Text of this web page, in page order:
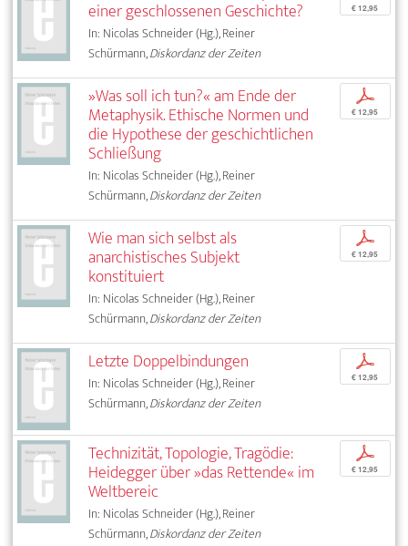
einer geschlossenen Geschichte?
In: Nicolas Schneider (Hg.), Reiner
Schürmann,Diskordanz der Zeiten
€ 12,95
»Was soll ich tun?« am Ende der
Metaphysik. Ethische Normen und
die Hypothese der geschichtlichen
Schließung
In: Nicolas Schneider (Hg.), Reiner
Schürmann,Diskordanz der Zeiten
p
€ 12,95
Wie man sich selbst als
anarchistisches Subjekt
konstituiert
In: Nicolas Schneider (Hg.), Reiner
Schürmann,Diskordanz der Zeiten
p
€ 12,95
Letzte Doppelbindungen
In: Nicolas Schneider (Hg.), Reiner
Schürmann,Diskordanz der Zeiten
p
€ 12,95
Technizität, Topologie, Tragödie:
Heidegger über »das Rettende« im
Weltbereic
In: Nicolas Schneider (Hg.), Reiner
Schürmann,Diskordanz der Zeiten
p
€ 12,95